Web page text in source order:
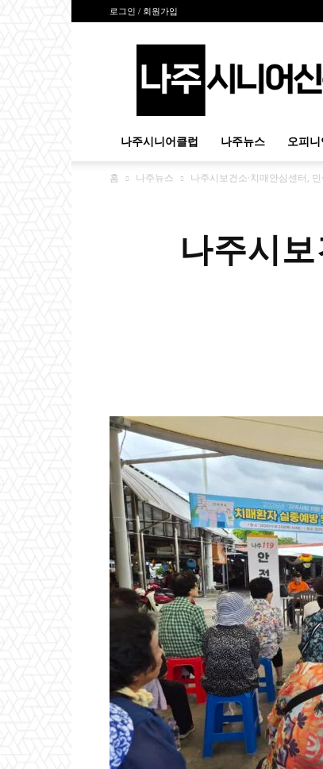
로그인 / 회원가입
시
신
문
나주시니어클럽 나주뉴스 오피니
홈 나주뉴스 나주시보건소·치매안심센터,
나주시